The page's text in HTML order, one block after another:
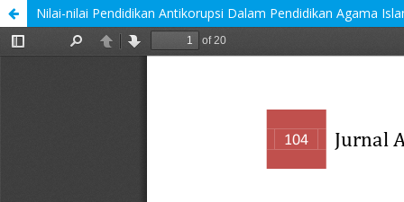
Nilai-nilai Pendidikan Antikorupsi Dalam Pendidikan Agama